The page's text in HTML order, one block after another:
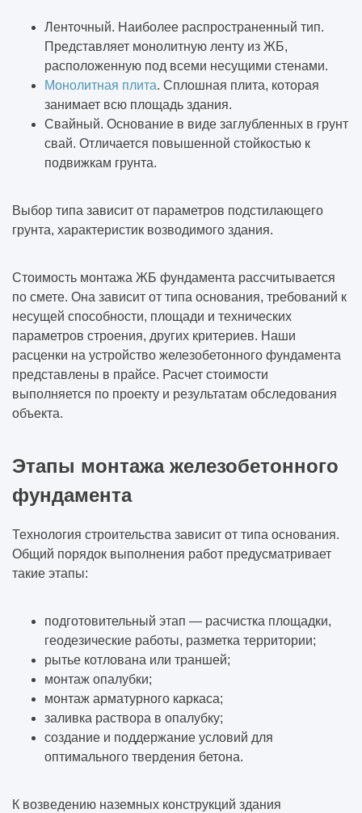
Ленточный. Наиболее распространенный тип.
Представляет монолитную ленту из ЖБ,
расположенную под всеми несущими стенами.
Монолитная плита. Сплошная плита, которая
занимает всю площадь здания.
Свайный. Основание в виде заглубленных в грунт
свай. Отличается повышенной стойкостью к
подвижкам грунта.
Выбор типа зависит от параметров подстилающего
грунта, характеристик возводимого здания.
Стоимость монтажа ЖБ фундамента рассчитывается
по смете. Она зависит от типа основания, требований к
несущей способности, площади и технических
параметров строения, других критериев. Наши
расценки на устройство железобетонного фундамента
представлены в прайсе. Расчет стоимости
выполняется по проекту и результатам обследования
объекта.
Этапы монтажа железобетонного
фундамента
Технология строительства зависит от типа основания.
Общий порядок выполнения работ предусматривает
такие этапы:
подготовительный этап — расчистка площадки,
геодезические работы, разметка территории;
рытье котлована или траншей;
монтаж опалубки;
монтаж арматурного каркаса;
заливка раствора в опалубку;
создание и поддержание условий для
оптимального твердения бетона.
К возведению наземных конструкций здания